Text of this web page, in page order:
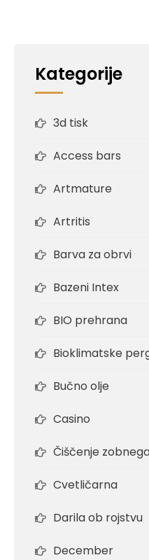
Kategorije
3d tisk
Access bars
Artmature
Artritis
Barva za obrvi
Bazeni Intex
BIO prehrana
Bioklimatske
Bučno olje
Casino
Čiščenje
Cvetličarna
Darila ob rojstvu
December